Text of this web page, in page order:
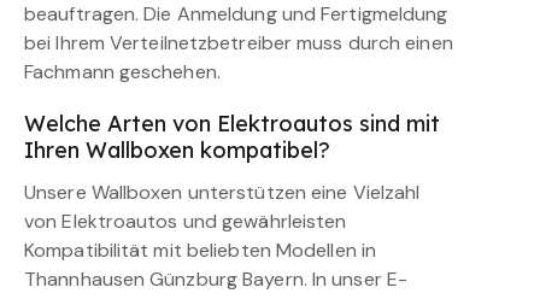
beauftragen. Die Anmeldung und Fertigmeldung
bei Ihrem Verteilnetzbetreiber muss durch einen
Fachmann geschehen.
Welche Arten von Elektroautos sind mit
Ihren Wallboxen kompatibel?
Unsere Wallboxen unterstützen eine Vielzahl
von Elektroautos und gewährleisten
Kompatibilität mit beliebten Modellen in
Thannhausen Günzburg Bayern. In unser E-